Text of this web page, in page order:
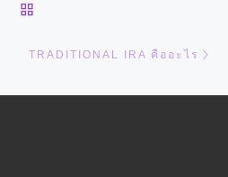
TRADITIONAL IRA คืออะไร